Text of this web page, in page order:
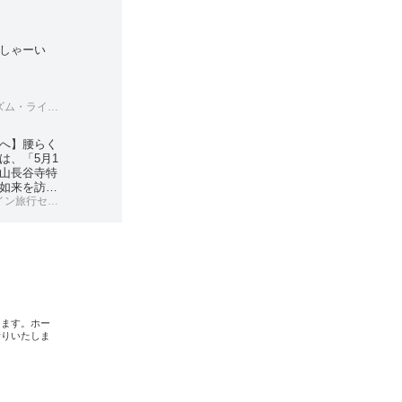
ゃーい
アサービス
】腰らく
、「5月1
長谷寺特
来を訪ね
服マガジ
行センター
す。ホー
いたしま